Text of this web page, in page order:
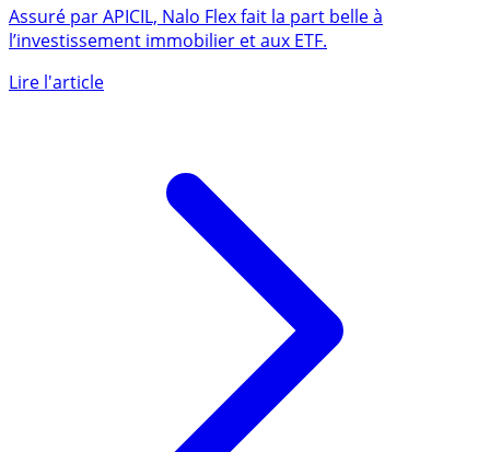
NALO FLEX
l’investissement immobilier et aux ETF.